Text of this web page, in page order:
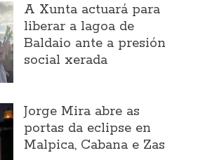
A Xunta actuará para
liberar a lagoa de
Baldaio ante a presión
social xerada
Jorge Mira abre as
portas da eclipse en
Malpica, Cabana e Zas